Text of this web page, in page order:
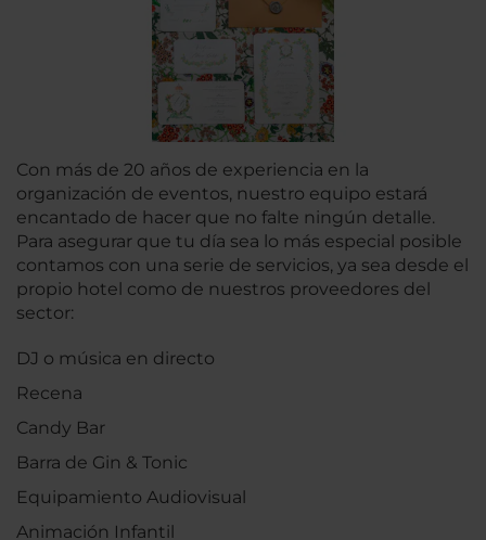
Con más de 20 años de experiencia en la
organización de eventos, nuestro equipo estará
encantado de hacer que no falte ningún detalle.
Para asegurar que tu día sea lo más especial posible
contamos con una serie de servicios, ya sea desde el
propio hotel como de nuestros proveedores del
sector:
DJ o música en directo
Recena
Candy Bar
Barra de Gin & Tonic
Equipamiento Audiovisual
Animación Infantil